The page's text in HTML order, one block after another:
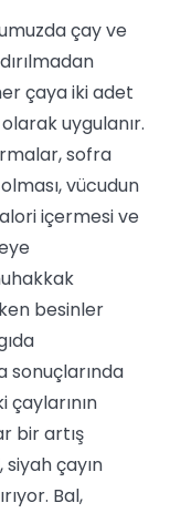
çay ve
çaya iki adet
uygulanır.
sofra
vücudun
içermesi ve
besinler
sonuçlarında
bir artış
çayın
Bal,